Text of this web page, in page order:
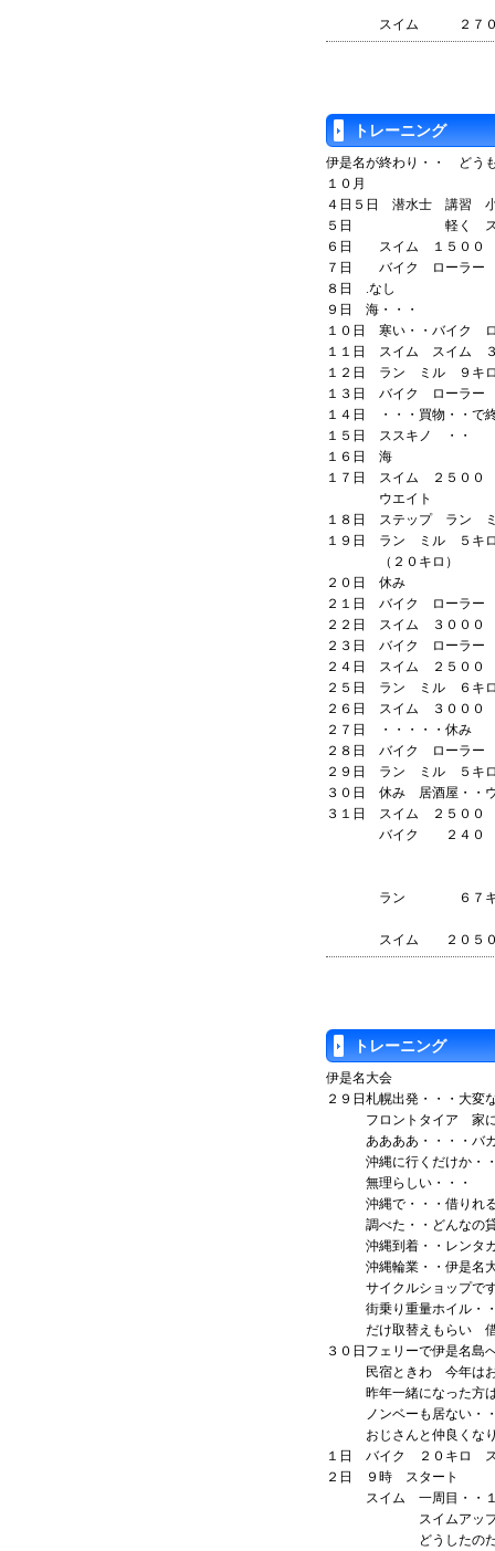
スイム ２
トレーニング
伊是名が終わり・・ どう
１０月
４日５日 潜水士 講習
５日 軽く スイ
６日 スイム １５００
７日 バイク ローラー
８日 .なし
９日 海・・・
１０日 寒い・・バイク
１１日 スイム スイム
１２日 ラン ミル ９
１３日 バイク ローラー
１４日 ・・・買物・・
１５日 ススキノ ・・
１６日 海
１７日 スイム ２５０
ウエイト
１８日 ステップ ラン
１９日 ラン ミル ５キ
（２０キロ）
２０日 休み
２１日 バイク ローラー
２２日 スイム ３００
２３日 バイク ローラー
２４日 スイム ２５０
２５日 ラン ミル ６キ
２６日 スイム ３００
２７日 ・・・・・休み
２８日 バイク ローラ
２９日 ラン ミル ５キ
３０日 休み 居酒屋・・
３１日 スイム ２５０
バイク ２４０
ラン ６７キ
スイム ２
トレーニング
伊是名大会
２９日札幌出発・・・大
フロントタイア 家に
ああああ・・・・バカ
沖縄に行くだけか・・
無理らしい・・・
沖縄で・・・借りれ
調べた・・どんなの貸
沖縄到着・・レンタカ
沖縄輪業・・伊是名大
サイクルショップです
街乗り重量ホイル・・
だけ取替えもらい 借
３０日フェリーで伊是名
民宿ときわ 今年はお
昨年一緒になった方は
ノンベーも居ない・
おじさんと仲良くな
１日 バイク ２０キロ
２日 ９時 スタート
スイム 一周目・・１
スイムアップ
どうしたのだ・